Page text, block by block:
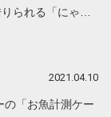
られる「にゃ…
2021.04.10
の「お魚計測ケー